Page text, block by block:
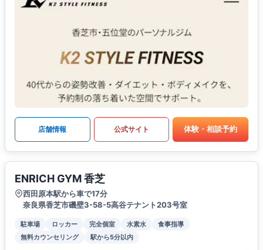
店舗情報 公式サイト 体験・相談予約
ENRICH GYM 香芝
西田原本駅から車で17分
奈良県香芝市磯壁3-58-5高谷テナント203号室
駐車場 ロッカー 完全個室 水素水
食事指導
無料カウンセリング
駅から5分以内